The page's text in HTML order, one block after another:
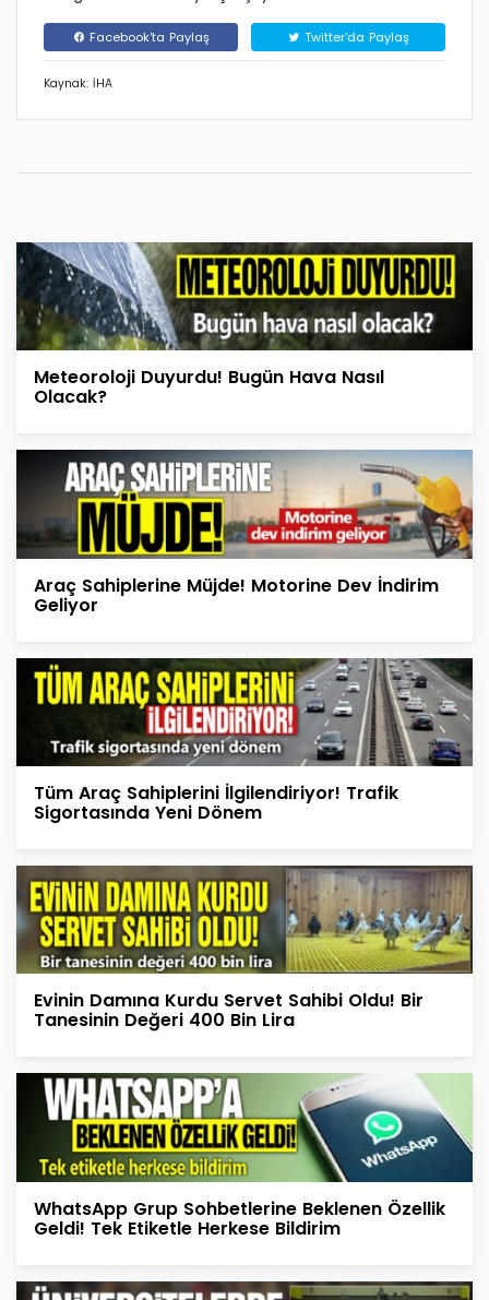
Facebook'ta Paylaş Twitter'da Paylaş
Kaynak: İHA
Meteoroloji Duyurdu! Bugün Hava Nasıl
Olacak?
Araç Sahiplerine Müjde! Motorine Dev İndirim
Geliyor
Tüm Araç Sahiplerini İlgilendiriyor! Trafik
Sigortasında Yeni Dönem
Evinin Damına Kurdu Servet Sahibi Oldu! Bir
Tanesinin Değeri 400 Bin Lira
WhatsApp Grup Sohbetlerine Beklenen Özellik
Geldi! Tek Etiketle Herkese Bildirim